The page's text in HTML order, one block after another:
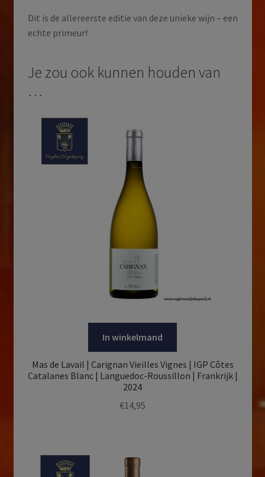
Dit is de allereerste editie van deze unieke wijn – een
echte primeur!
Je zou ook kunnen houden van
…
In winkelmand
Mas de Lavail | Carignan Vieilles Vignes | IGP Côtes
Catalanes Blanc | Languedoc-Roussillon | Frankrijk |
2024
€14,95